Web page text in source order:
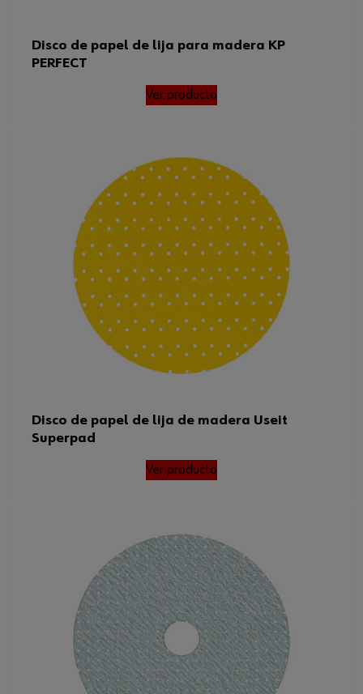
Disco de papel de lija para madera KP
PERFECT
Ver producto
Disco de papel de lija de madera Useit
Superpad
Ver producto